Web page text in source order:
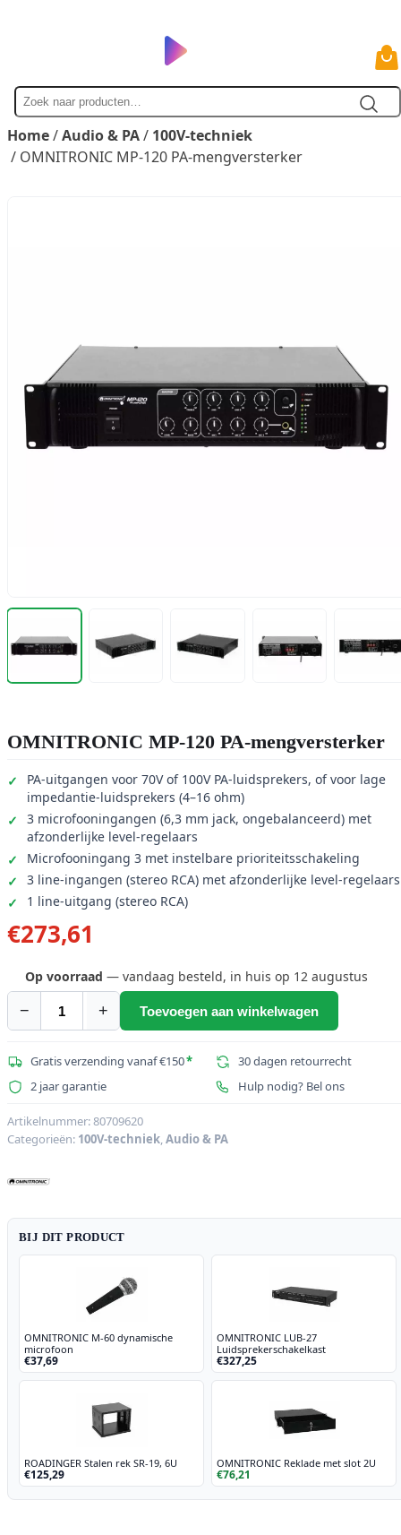
Zoek
naar
Home/Audio & PA/ 100V-techniek
/ OMNITRONIC MP-120 PA-mengversterker
OMNITRONIC MP-120 PA-mengversterker
PA-uitgangen voor 70V of 100V PA-luidsprekers, of voor lage
impedantie-luidsprekers (4–16 ohm)
3 microfooningangen (6,3 mm jack, ongebalanceerd) met
afzonderlijke level-regelaars
Microfooningang 3 met instelbare prioriteitsschakeling
3 line-ingangen (stereo RCA) met afzonderlijke level-regelaars
1 line-uitgang (stereo RCA)
€273,61
Op voorraad — vandaag besteld, in huis op 12 augustus
−
OMNITRONIC
120
PA-
aantal
+ Toevoegen aan winkelwagen
Gratis verzending vanaf €150*
30 dagen retourrecht
2 jaar garantie
Hulp nodig? Bel ons
Artikelnummer:80709620
Categorieën: 100V-techniek,Audio & PA
BIJ DIT PRODUCT
OMNITRONIC M-60 dynamische
microfoon
€37,69
OMNITRONIC LUB-27
Luidsprekerschakelkast
€327,25
ROADINGER Stalen rek SR-19, 6U
€125,29
OMNITRONIC Reklade met slot 2U
€76,21